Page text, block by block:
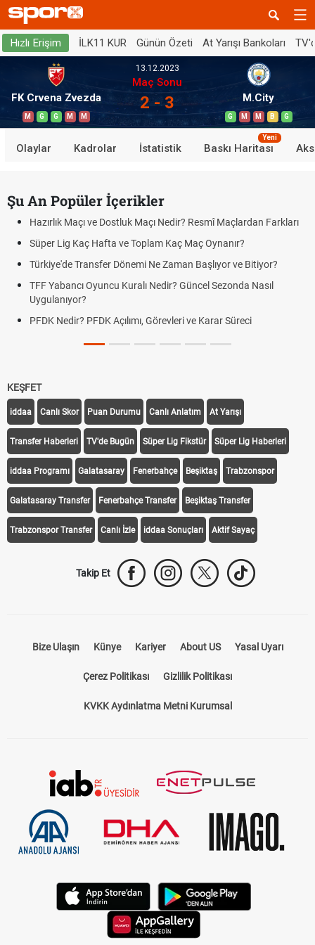
Hızlı Erişim İLK11 KUR Günün Özeti At Yarışı Bankoları
FK Crvena Zvezda
M G G M M
13.12.2023
Maç Sonu
2 - 3 M.City
G M M B G
Olaylar Kadrolar İstatistik Baskı Haritası
Yeni
Şu An Popüler İçerikler
Hazırlık Maçı ve Dostluk Maçı Nedir? Resmî Maçlardan Farkları
Süper Lig Kaç Hafta ve Toplam Kaç Maç Oynanır?
Türkiye'de Transfer Dönemi Ne Zaman Başlıyor ve Bitiyor?
TFF Yabancı Oyuncu Kuralı Nedir? Güncel Sezonda Nasıl
Uygulanıyor?
PFDK Nedir? PFDK Açılımı, Görevleri ve Karar Süreci
KEŞFET
iddaa Canlı Skor Puan Durumu Canlı Anlatım At Yarışı
Transfer Haberleri TV'de Bugün Süper Lig Fikstür Süper Lig Haberleri
iddaa Programı Galatasaray Fenerbahçe Beşiktaş Trabzonspor
Galatasaray Transfer Fenerbahçe Transfer Beşiktaş Transfer
Trabzonspor Transfer Canlı İzle iddaa Sonuçları Aktif Sayaç
Takip Et
Bize Ulaşın Künye Kariyer About US Yasal Uyarı
Çerez Politikası Gizlilik Politikası
KVKK Aydınlatma Metni Kurumsal